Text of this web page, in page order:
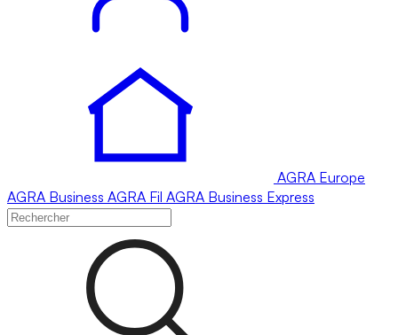
AGRA Europe
AGRA Business AGRA Fil AGRA Business Express